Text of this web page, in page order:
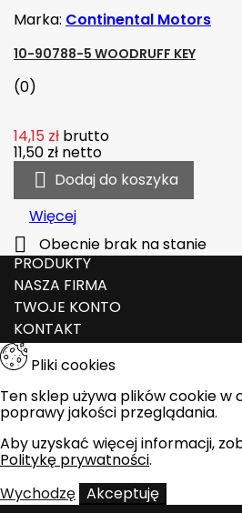
Marka: Continental Motors
10-90788-5 WOODRUFF KEY
(0)
14,15 zł brutto
11,50 zł netto
 Dodaj do koszyka
Więcej

Obecnie brak na stanie
PRODUKTY
NASZA FIRMA
TWOJE KONTO
KONTAKT
Pliki cookies
Ten sklep używa plików cookie w
poprawy jakości przeglądania.
Aby uzyskać więcej informacji,
Politykę prywatności.
Wychodzę Akceptuję